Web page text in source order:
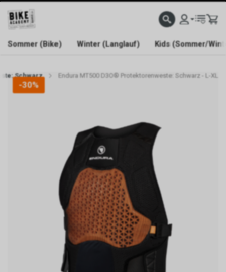
WELCOME TO BIKE ACADEMY
Sommer (Bike) Winter (Langlauf) Kids (Sommer/
Schwarz Endura MT500 D3O® Protektorenweste: Schwarz - L-XL
-30%